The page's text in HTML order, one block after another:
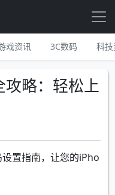
戏资讯 3C数码 科
略：轻松上
置指南，让您的iPho